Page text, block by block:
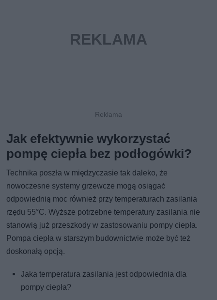
Jak efektywnie wykorzystać
pompę ciepła bez podłogówki?
Technika poszła w międzyczasie tak daleko, że
nowoczesne systemy grzewcze mogą osiągać
odpowiednią moc również przy temperaturach zasilania
rzędu 55°C. Wyższe potrzebne temperatury zasilania nie
stanowią już przeszkody w zastosowaniu pompy ciepła.
Pompa ciepła w starszym budownictwie może być też
doskonałą opcją.
Jaka temperatura zasilania jest odpowiednia dla
pompy ciepła?